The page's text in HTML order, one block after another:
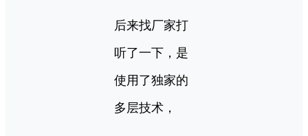
后来找厂家打
听了一下，是
使用了独家的
多层技术，